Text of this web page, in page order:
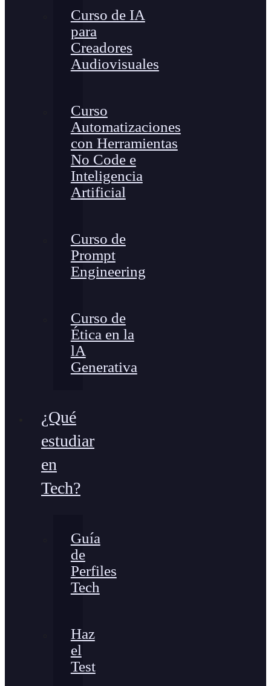
Curso de IA
para
Creadores
Audiovisuales
Curso
Automatizaciones
con Herramientas
No Code e
Inteligencia
Artificial
Curso de
Prompt
Engineering
Curso de
Ética en la
lA
Generativa
¿Qué
estudiar
en
Tech?
Guía
de
Perfiles
Tech
Haz
el
Test